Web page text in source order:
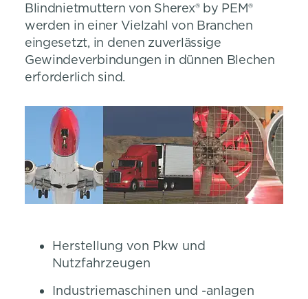
Blindnietmuttern von Sherex® by PEM®
werden in einer Vielzahl von Branchen
eingesetzt, in denen zuverlässige
Gewindeverbindungen in dünnen Blechen
erforderlich sind.
Herstellung von Pkw und
Nutzfahrzeugen
Industriemaschinen und -anlagen